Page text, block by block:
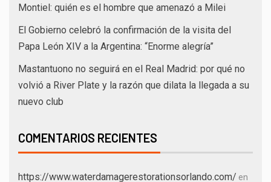
Montiel: quién es el hombre que amenazó a Milei
El Gobierno celebró la confirmación de la visita del
Papa León XIV a la Argentina: “Enorme alegría”
Mastantuono no seguirá en el Real Madrid: por qué no
volvió a River Plate y la razón que dilata la llegada a su
nuevo club
COMENTARIOS RECIENTES
https://www.waterdamagerestorationsorlando.com/ en